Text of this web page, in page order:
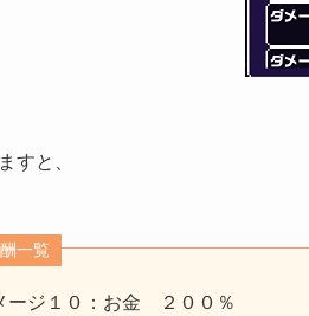
すと、
一覧
ージ１０：お金 ２００％